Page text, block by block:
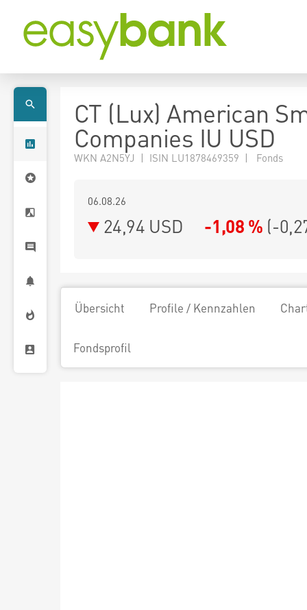
CT (Lux) American
Companies IU USD
WKN A2N5YJ | ISIN LU1878469359 | Fonds
06.08.26
24,94 USD -1,08 % (-
Übersicht Profile / Kennzahlen
Fondsprofil